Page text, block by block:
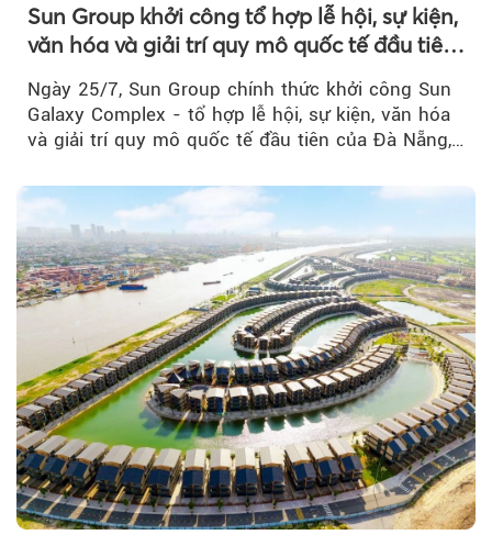
Sun Group khởi công tổ hợp lễ hội, sự kiện,
văn hóa và giải trí quy mô quốc tế đầu tiên
Ngày 25/7, Sun Group chính thức khởi công Sun
Galaxy Complex - tổ hợp lễ hội, sự kiện, văn hóa
và giải trí quy mô quốc tế đầu tiên của Đà Nẵng,…